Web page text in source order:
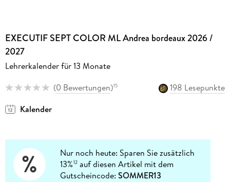
EXECUTIF SEPT COLOR ML Andrea bordeaux 2026 /
2027
Lehrerkalender für 13 Monate
(0 Bewertungen)15
198 Lesepunkte
Kalender
Nur noch heute: Sparen Sie zusätzlich
13%12 auf diesen Artikel mit dem
Gutscheincode:SOMMER13